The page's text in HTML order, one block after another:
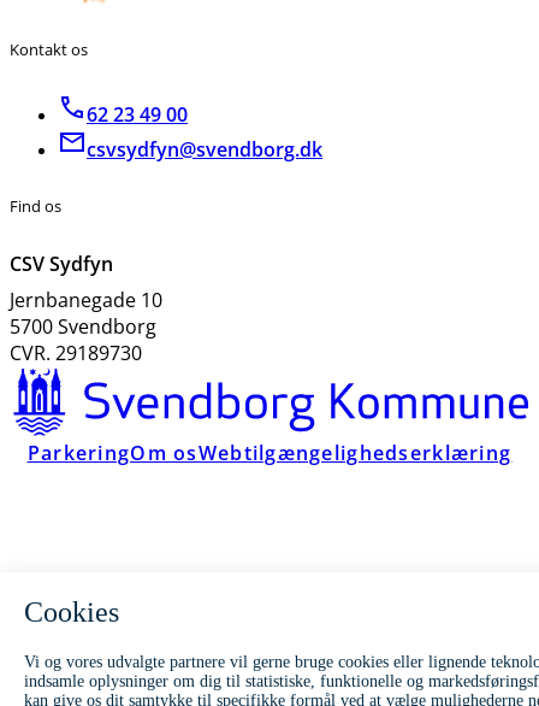
Kontakt os
62 23 49 00
csvsydfyn@svendborg.dk
Find os
CSV Sydfyn
Jernbanegade 10
5700 Svendborg
CVR. 29189730
ParkeringOm osWebtilgængelighedserklæring